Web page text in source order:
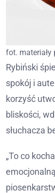
fot. materiały
Rybiński
spokój i
korzyść
bliskości,
słuchacza
„To co